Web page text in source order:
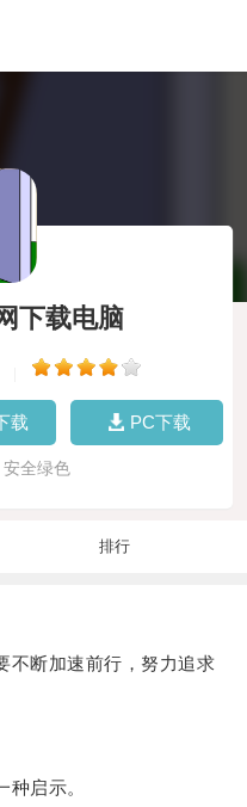
下载电脑
载 PC下载
全绿色
排行
断加速前行，努力追求
启示。